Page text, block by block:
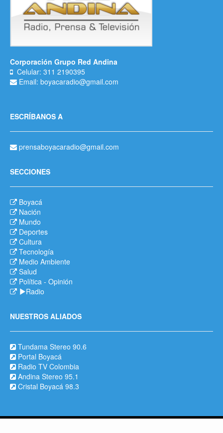
Corporación Grupo Red Andina
Celular: 311 2190395
Email: boyacaradio@gmail.com
ESCRÍBANOS A
prensaboyacaradio@gmail.com
SECCIONES
Boyacá
Nación
Mundo
Deportes
Cultura
Tecnología
Medio Ambiente
Salud
Política - Opinión
Radio
NUESTROS ALIADOS
Tundama Stereo 90.6
Portal Boyacá
Radio TV Colombia
Andina Stereo 95.1
Cristal Boyacá 98.3